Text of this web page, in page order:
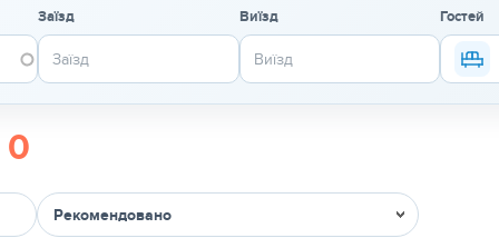
Заїзд Виїзд Гостей
0
Сортувати